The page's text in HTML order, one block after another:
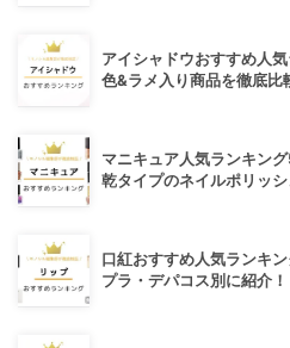
アイシャドウおすすめ人
色&ラメ入り商品を徹底比
マニキュア人気ランキン
乾タイプのネイルポリッシ
口紅おすすめ人気ランキ
プラ・デパコス別に紹介！